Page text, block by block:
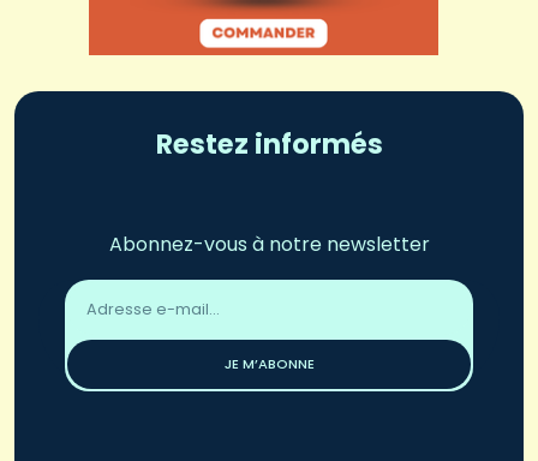
Restez informés
Abonnez-vous à notre newsletter
Adresse
email
JE M’ABONNE